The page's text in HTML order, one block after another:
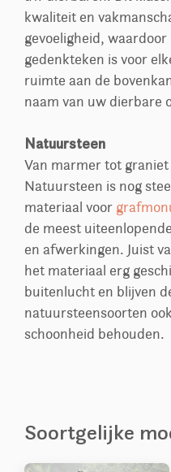
kwaliteit en
gevoeligheid,
gedenkteken is voor
ruimte aan de
naam van uw dierbare
Natuursteen
Van marmer tot
Natuursteen is nog
materiaal voor
de meest
en afwerkingen. Juist
het materiaal erg
buitenlucht en blijven
natuursteensoorten
schoonheid behouden.
Soortgelijke